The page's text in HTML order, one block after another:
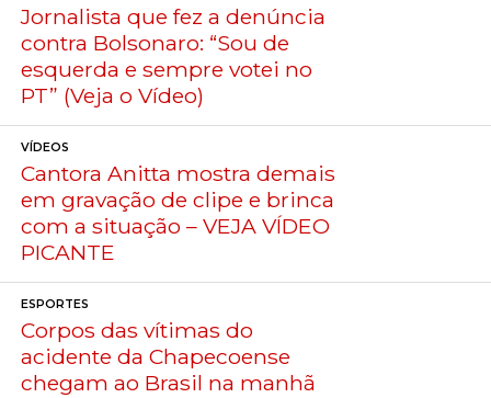
Jornalista que fez a denúncia
contra Bolsonaro: “Sou de
esquerda e sempre votei no
PT” (Veja o Vídeo)
VÍDEOS
Cantora Anitta mostra demais
em gravação de clipe e brinca
com a situação – VEJA VÍDEO
PICANTE
ESPORTES
Corpos das vítimas do
acidente da Chapecoense
chegam ao Brasil na manhã